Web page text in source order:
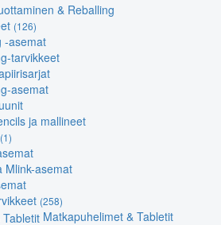
& Reballing
(126)
-asemat
tarvikkeet
asemat
ja mallineet
(1)
Mlink-asemat
(258)
Matkapuhelimet & Tabletit